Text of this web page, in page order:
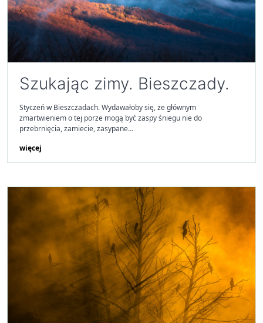
Szukając zimy. Bieszczady.
Styczeń w Bieszczadach. Wydawałoby się, że głównym
zmartwieniem o tej porze mogą być zaspy śniegu nie do
przebrnięcia, zamiecie, zasypane…
więcej